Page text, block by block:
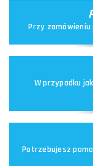
Przy zamówieniu
W przypadku
Potrzebujesz